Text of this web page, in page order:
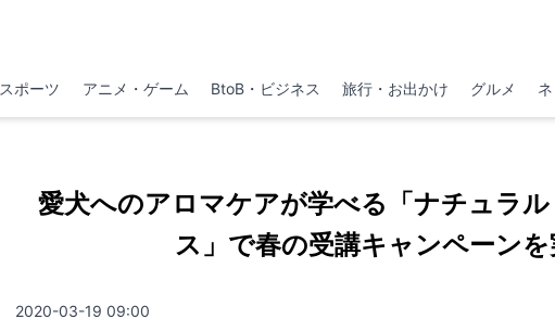
スポーツ アニメ・ゲーム BtoB・ビジネス 旅行・お出かけ グルメ
愛犬へのアロマケアが学べる「ナチュラ
ス」で春の受講キャンペーン
2020-03-19 09:00